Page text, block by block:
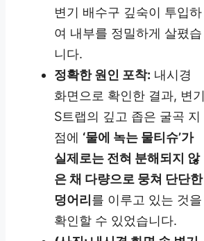
변기 배수구 깊숙이 투입하
여 내부를 정밀하게 살폈습
니다.
정확한 원인 포착: 내시경
화면으로 확인한 결과, 변기
S트랩의 깊고 좁은 굴곡 지
점에 ‘물에 녹는 물티슈’가
실제로는 전혀 분해되지 않
은 채 다량으로 뭉쳐 단단한
덩어리 를 이루고 있는 것을
확인할 수 있었습니다.